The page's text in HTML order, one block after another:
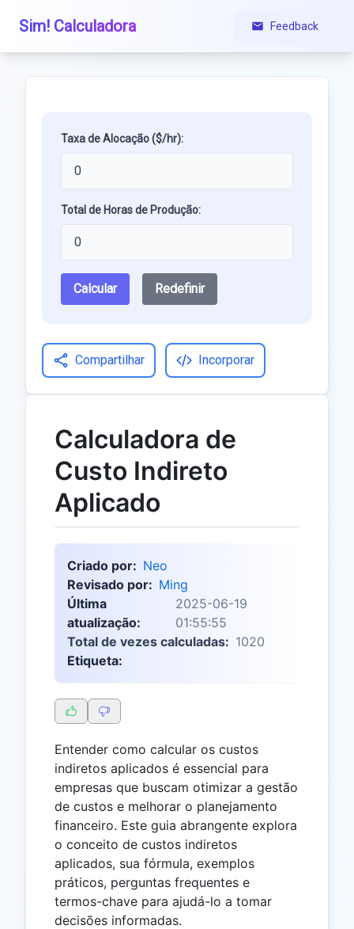
Sim! Calculadora Feedback
Taxa de Alocação ($/hr):
Total de Horas de Produção:
Calcular Redefinir
Compartilhar Incorporar
Calculadora de
Custo Indireto
Aplicado
Criado por: Neo
Revisado por: Ming
Última
atualização:
2025-06-19
01:55:55
Total de vezes calculadas: 1020
Etiqueta:
Entender como calcular os custos
indiretos aplicados é essencial para
empresas que buscam otimizar a gestão
de custos e melhorar o planejamento
financeiro. Este guia abrangente explora
o conceito de custos indiretos
aplicados, sua fórmula, exemplos
práticos, perguntas frequentes e
termos-chave para ajudá-lo a tomar
decisões informadas.